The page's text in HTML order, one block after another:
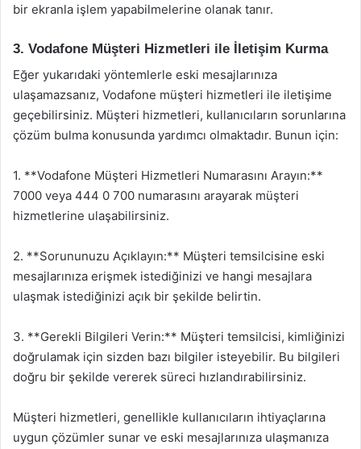
bir ekranla işlem yapabilmelerine olanak tanır.
3. Vodafone Müşteri Hizmetleri ile İletişim Kurma
Eğer yukarıdaki yöntemlerle eski mesajlarınıza
ulaşamazsanız, Vodafone müşteri hizmetleri ile iletişime
geçebilirsiniz. Müşteri hizmetleri, kullanıcıların sorunlarına
çözüm bulma konusunda yardımcı olmaktadır. Bunun için:
1. **Vodafone Müşteri Hizmetleri Numarasını Arayın:**
7000 veya 444 0 700 numarasını arayarak müşteri
hizmetlerine ulaşabilirsiniz.
2. **Sorununuzu Açıklayın:** Müşteri temsilcisine eski
mesajlarınıza erişmek istediğinizi ve hangi mesajlara
ulaşmak istediğinizi açık bir şekilde belirtin.
3. **Gerekli Bilgileri Verin:** Müşteri temsilcisi, kimliğinizi
doğrulamak için sizden bazı bilgiler isteyebilir. Bu bilgileri
doğru bir şekilde vererek süreci hızlandırabilirsiniz.
Müşteri hizmetleri, genellikle kullanıcıların ihtiyaçlarına
uygun çözümler sunar ve eski mesajlarınıza ulaşmanıza